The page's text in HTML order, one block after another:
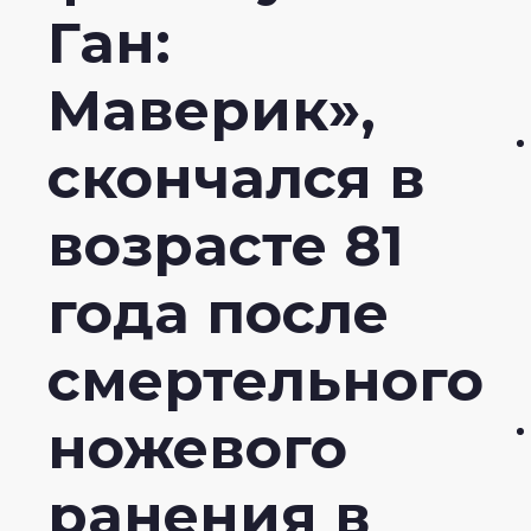
Ган:
Маверик»,
скончался в
возрасте 81
года после
смертельного
ножевого
ранения в